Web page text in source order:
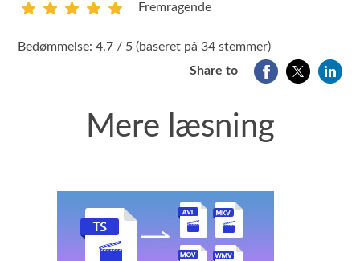
Fremragende
Bedømmelse: 4,7 / 5 (baseret på 34 stemmer)
Share to
Mere læsning